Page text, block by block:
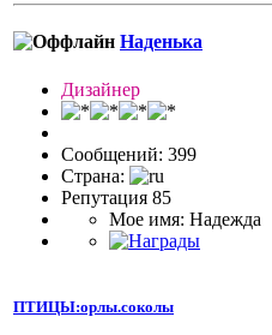
Наденька
Дизайнер
Сообщений: 399
Страна:
Репутация 85
Мое имя: Надежда
ПТИЦЫ:орлы.соколы